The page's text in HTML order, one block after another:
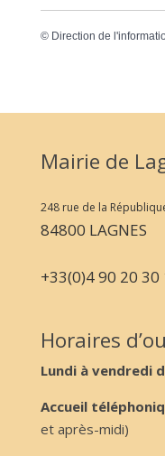
© Direction de
Mairie de
248 rue de la
84800 LAGNES
+33(0)4 90 20 30
Horaires
Lundi à vendredi
Accueil
et après-midi)